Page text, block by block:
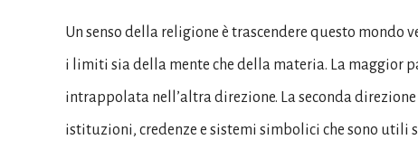
Un senso della religione è trascendere questo mondo
i limiti sia della mente che della materia. La maggior
intrappolata nell’altra direzione. La seconda
istituzioni, credenze e sistemi simbolici che sono utili